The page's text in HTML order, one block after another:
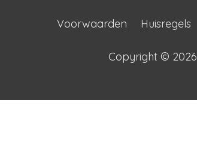
Voorwaarden Huisregels
Copyright © 2026